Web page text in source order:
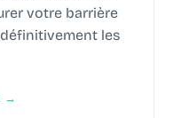
votre barrière
les
→